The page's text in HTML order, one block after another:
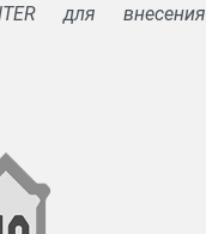
для внесения